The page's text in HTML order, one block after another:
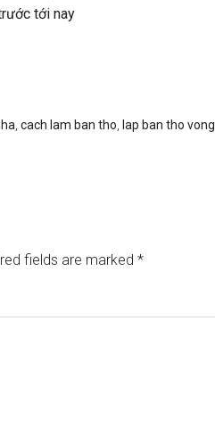
tới nay
cach lam ban tho lap ban tho vong
fields are marked *